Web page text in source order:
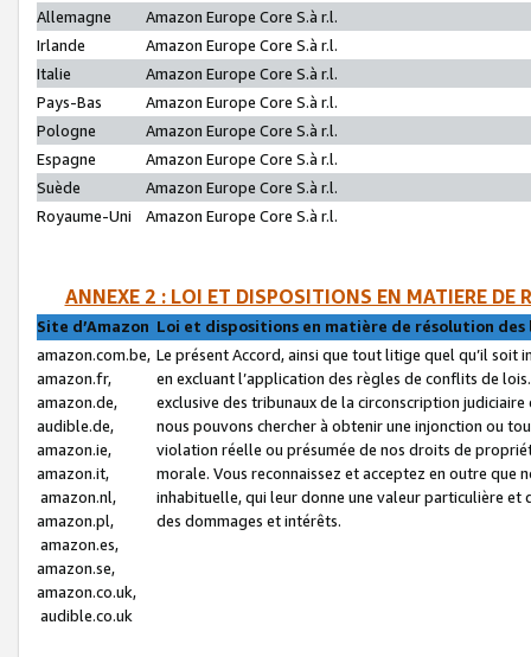
Allemagne
Amazon Europe Core S.à r.l.
Irlande
Amazon Europe Core S.à r.l.
Italie
Amazon Europe Core S.à r.l.
Pays-Bas
Amazon Europe Core S.à r.l.
Pologne
Amazon Europe Core S.à r.l.
Espagne
Amazon Europe Core S.à r.l.
Suède
Amazon Europe Core S.à r.l.
Royaume-Uni
Amazon Europe Core S.à r.l.
ANNEXE 2 : LOI ET DISPOSITIONS EN MATIERE DE
Site d’Amazon Loi et dispositions en matière de résolution
amazon.com.be,
amazon.fr,
amazon.de,
audible.de,
amazon.ie,
amazon.it,
amazon.nl,
amazon.pl,
amazon.es,
amazon.se,
amazon.co.uk,
audible.co.uk
Le présent Accord, ainsi que tout litige quel qu’il soit
en excluant l’application des règles de conflits de
exclusive des tribunaux de la circonscription
nous pouvons chercher à obtenir une injonction ou
violation réelle ou présumée de nos droits de
morale. Vous reconnaissez et acceptez en outre que
inhabituelle, qui leur donne une valeur particulière
des dommages et intérêts.